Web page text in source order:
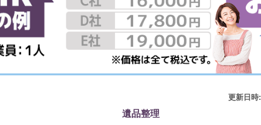
更新日時:
遺品整理